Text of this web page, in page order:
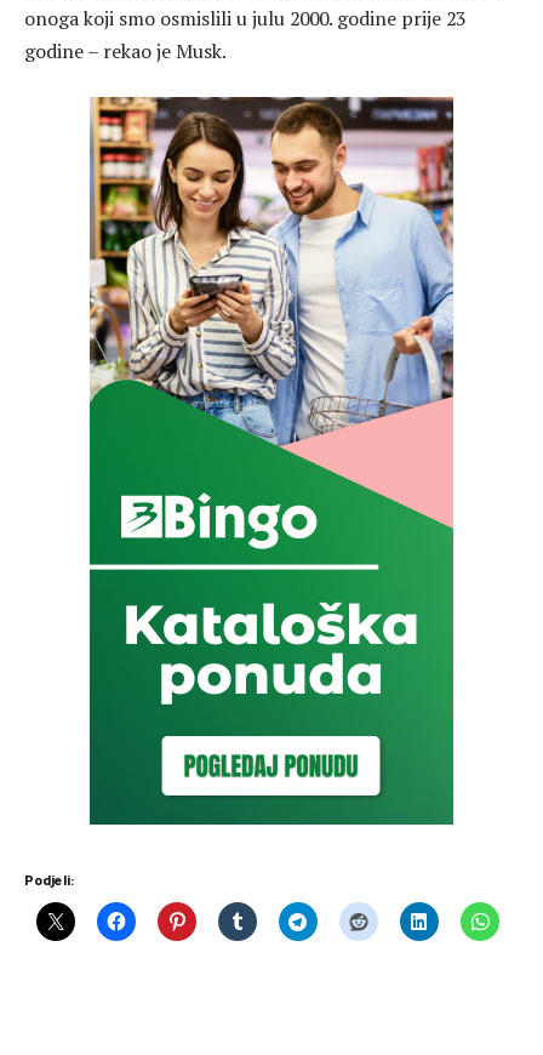
onoga koji smo osmislili u julu 2000. godine prije 23
godine – rekao je Musk.
Podjeli: